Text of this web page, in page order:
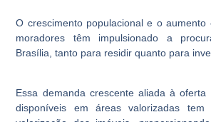
O crescimento populacional e o
moradores têm impulsionado a
Brasília, tanto para residir quanto para
Essa demanda crescente aliada à oferta
disponíveis em áreas valorizadas